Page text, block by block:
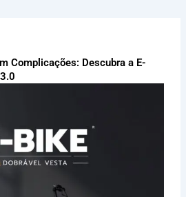
Complicações: Descubra a E-